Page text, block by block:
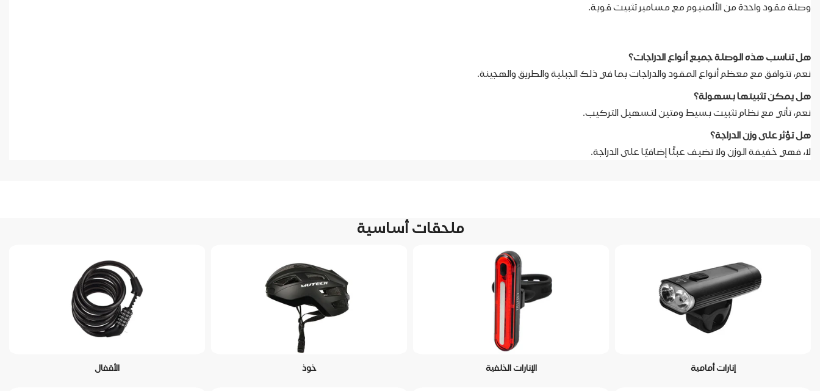
وصلة مقود واحدة من الألمنيوم مع مسامير تثبيت قوية.
هل تناسب هذه الوصلة جميع أنواع الدراجات؟
نعم، تتوافق مع معظم أنواع المقود والدراجات بما في ذلك الجبلية والطريق والهجينة.
هل يمكن تثبيتها بسهولة؟
نعم، تأتي مع نظام تثبيت بسيط ومتين لتسهيل التركيب.
هل تؤثر على وزن الدراجة؟
لا، فهي خفيفة الوزن ولا تضيف عبئًا إضافيًا على الدراجة.
ملحقات أساسية
إنارات أمامية الإنارات الخلفية خوذ الأقفال